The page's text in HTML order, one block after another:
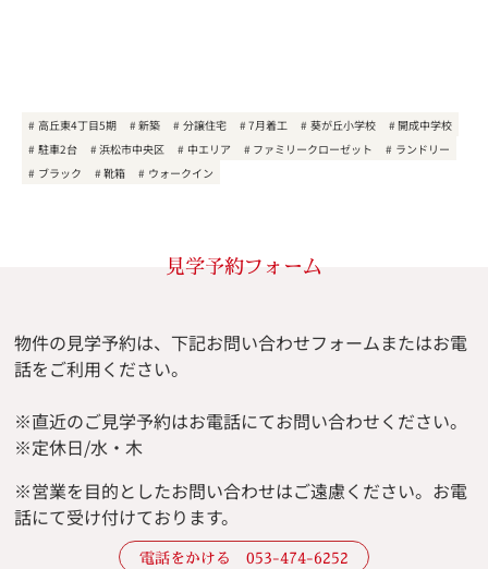
高丘東4丁目5期 新築 分譲住宅 7月着工 葵が丘小学校
開成中学校
駐車2台
浜松市中央区 中エリア ファミリークローゼット
ランドリー
ブラック
靴箱 ウォークイン
見学予約フォーム
物件の見学予約は、下記お問い合わせフォームまたはお電
話をご利用ください。
※直近のご見学予約はお電話にてお問い合わせください。
※定休日/水・木
※営業を目的としたお問い合わせはご遠慮ください。 お電
話にて受け付けております。
電話をかける 053-474-6252